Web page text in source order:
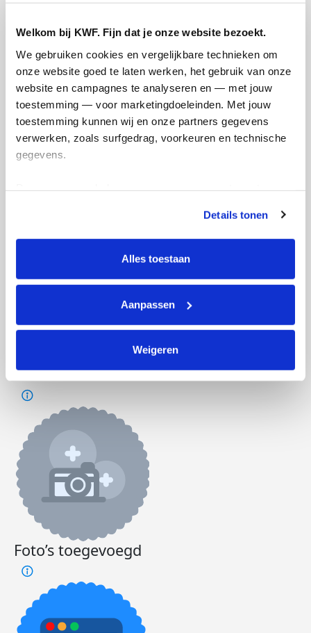
Welkom bij KWF. Fijn dat je onze website bezoekt.
We gebruiken cookies en vergelijkbare technieken om
onze website goed te laten werken, het gebruik van onze
website en campagnes te analyseren en — met jouw
toestemming — voor marketingdoeleinden. Met jouw
toestemming kunnen wij en onze partners gegevens
verwerken, zoals surfgedrag, voorkeuren en technische
gegevens.
tonen. Je kunt je toestemming op elk moment wijzigen of
intrekken via Cookie instellingen onderaan de pagina. De
lijst met cookies is te vinden in het tabblad “details”.
Details tonen
Alles toestaan
Aanpassen
Weigeren
Ik wil bijdragen aan de transactiekosten
en betaal €0.75 extra.
€92 €500
Angela's badges
Foto’s toegevoegd